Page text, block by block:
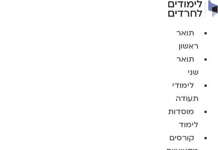
תואר
ראשון
תואר
שני
לימודי
תעודה
מוסדות
לימוד
קורסים